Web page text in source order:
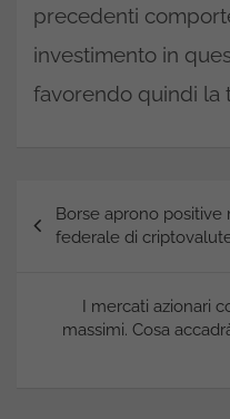
precedenti
investimento in
favorendo quindi la
articoli
Borse aprono positive
federale di
I mercati azionari
massimi. Cosa